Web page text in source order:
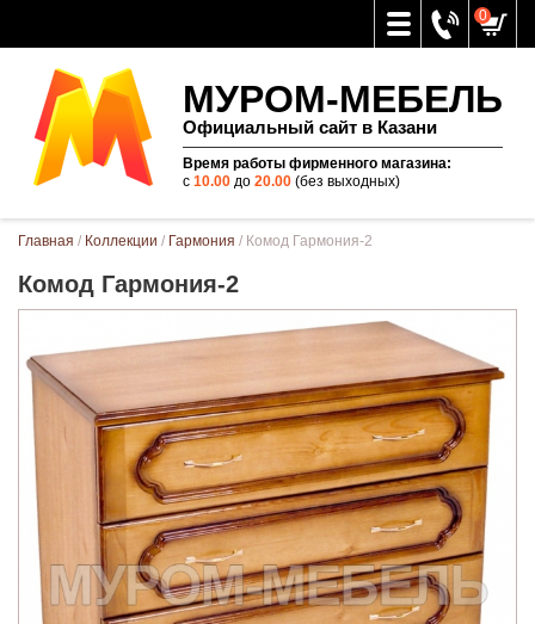
0
МУРОМ-МЕБЕЛЬ
Официальный сайт в Казани
Время работы фирменного магазина:
с 10.00до 20.00(без выходных)
Вы здесь
Главная / Коллекции / Гармония / Комод Гармония-2
Комод Гармония-2